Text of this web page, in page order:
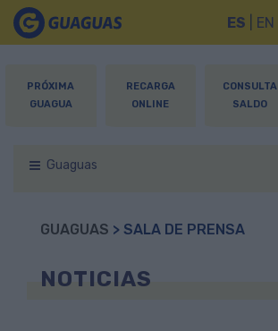
ES EN
PRÓXIMA
GUAGUA
RECARGA
ONLINE
CONSULTA
SALDO
Guaguas
GUAGUAS > SALA DE PRENSA
NOTICIAS